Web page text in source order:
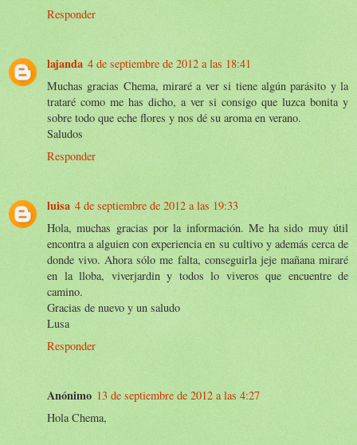
Responder
lajanda 4 de septiembre de 2012 a las 18:41
Muchas gracias Chema, miraré a ver si tiene algún parásito y la
trataré como me has dicho, a ver si consigo que luzca bonita y
sobre todo que eche flores y nos dé su aroma en verano.
Saludos
Responder
luisa 4 de septiembre de 2012 a las 19:33
Hola, muchas gracias por la información. Me ha sido muy útil
encontra a alguien con experiencia en su cultivo y además cerca de
donde vivo. Ahora sólo me falta, conseguirla jeje mañana miraré
en la lloba, viverjardin y todos lo viveros que encuentre de
camino.
Gracias de nuevo y un saludo
Lusa
Responder
Anónimo 13 de septiembre de 2012 a las 4:27
Hola Chema,